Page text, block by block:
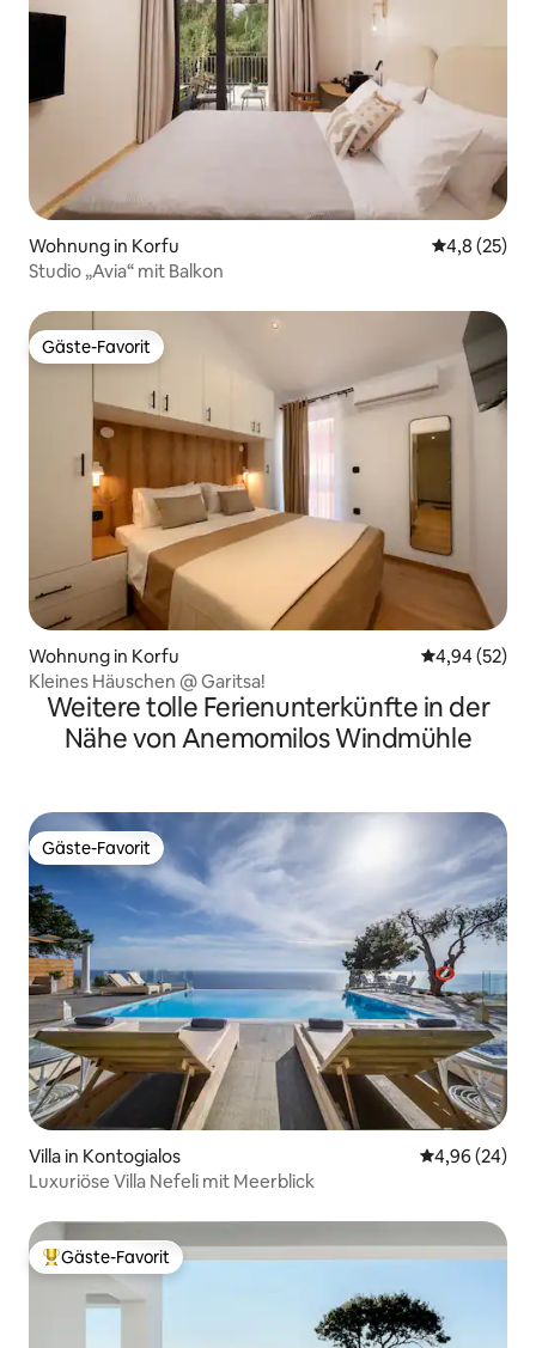
Wohnung in Korfu
4,8 (25)
Studio „Avia“ mit Balkon
Gäste-Favorit
Gäste-Favorit
Wohnung in Korfu
4,94 (52)
Kleines Häuschen @ Garitsa!
Weitere tolle Ferienunterkünfte in der
Nähe von Anemomilos Windmühle
Gäste-Favorit
Gäste-Favorit
Villa in Kontogialos
4,96 (24)
Luxuriöse Villa Nefeli mit Meerblick
Beliebter Gäste-Favorit.
Gäste-Favorit